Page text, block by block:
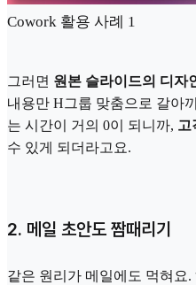
Cowork 활용 사례 1
그러면 원본 슬라이드의 디자
내용만 H그룹 맞춤으로 갈아
는 시간이 거의 0이 되니까, 고
수 있게 되더라고요.
2. 메일 초안도 짬때리기
같은 원리가 메일에도 먹혀요